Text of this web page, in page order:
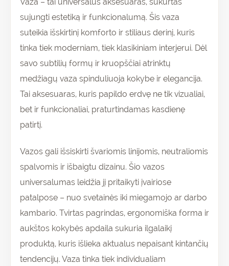
Vaza – tai universalus aksesuaras, sukurtas
sujungti estetiką ir funkcionalumą. Šis vaza
suteikia išskirtinį komforto ir stiliaus derinį, kuris
tinka tiek moderniam, tiek klasikiniam interjerui. Dėl
savo subtilių formų ir kruopščiai atrinktų
medžiagų vaza spinduliuoja kokybe ir elegancija.
Tai aksesuaras, kuris papildo erdvę ne tik vizualiai,
bet ir funkcionaliai, praturtindamas kasdienę
patirtį.
Vazos gali išsiskirti švariomis linijomis, neutraliomis
spalvomis ir išbaigtu dizainu. Šio vazos
universalumas leidžia jį pritaikyti įvairiose
patalpose – nuo svetainės iki miegamojo ar darbo
kambario. Tvirtas pagrindas, ergonomiška forma ir
aukštos kokybės apdaila sukuria ilgalaikį
produktą, kuris išlieka aktualus nepaisant kintančių
tendencijų. Vaza tinka tiek individualiam